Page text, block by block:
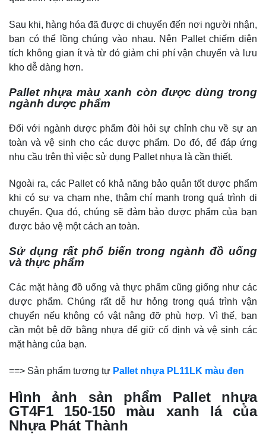
Sau khi, hàng hóa đã được di chuyển đến nơi người nhận,
bạn có thể lồng chúng vào nhau. Nên Pallet chiếm diện
tích không gian ít và từ đó giảm chi phí vận chuyển và lưu
kho dễ dàng hơn.
Pallet nhựa màu xanh còn được dùng trong
ngành dược phẩm
Đối với ngành dược phẩm đòi hỏi sự chỉnh chu về sự an
toàn và vệ sinh cho các dược phẩm. Do đó, để đáp ứng
nhu cầu trên thì việc sử dụng Pallet nhựa là cần thiết.
Ngoài ra, các Pallet có khả năng bảo quản tốt dược phẩm
khi có sự va chạm nhẹ, thậm chí mạnh trong quá trình di
chuyển. Qua đó, chúng sẽ đảm bảo dược phẩm của bạn
được bảo vệ một cách an toàn.
Sử dụng rất phổ biến trong ngành đồ uống
và thực phẩm
Các mặt hàng đồ uống và thực phẩm cũng giống như các
dược phẩm. Chúng rất dễ hư hỏng trong quá trình vận
chuyển nếu không có vật nâng đỡ phù hợp. Vì thế, bạn
cần một bệ đỡ bằng nhựa để giữ cố định và vệ sinh các
mặt hàng của bạn.
==> Sản phẩm tương tự Pallet nhựa PL11LK màu đen
Hình ảnh sản phẩm Pallet nhựa
GT4F1 150-150 màu xanh lá của
Nhựa Phát Thành